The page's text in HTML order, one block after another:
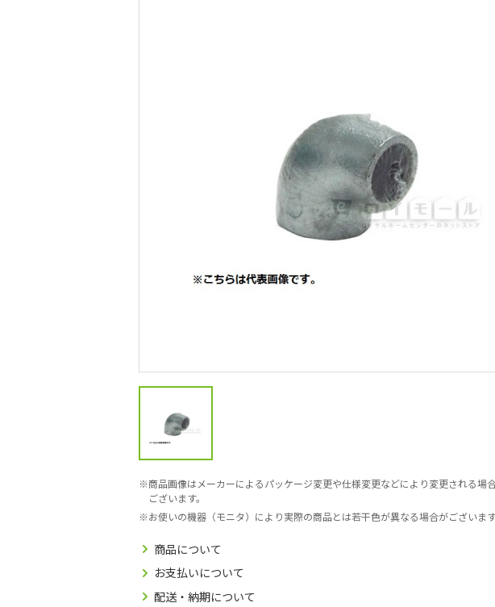
商品画像はメーカーによるパッケージ変更や仕様変更などにより変更される場
ございます。
お使いの機器（モニタ）により実際の商品とは若干色が異なる場合がございます
商品について
お支払いについて
配送・納期について